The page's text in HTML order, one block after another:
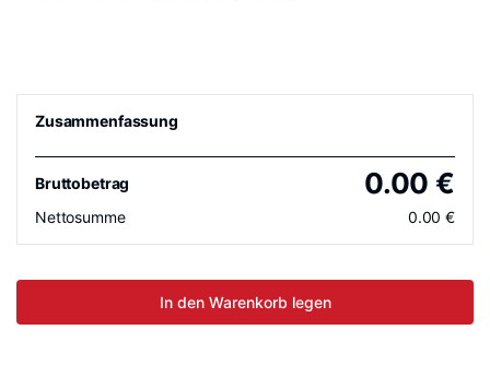
Zusammenfassung
Bruttobetrag 0.00 €
Nettosumme 0.00 €
In den Warenkorb legen